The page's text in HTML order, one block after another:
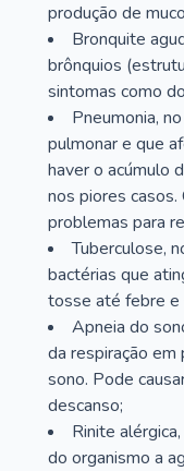
produção de
Bronquite
brônquios
sintomas como
Pneumonia,
pulmonar e que
haver o acúmulo
nos piores
problemas para
Tuberculose,
bactérias que
tosse até febre e
Apneia do
da respiração
sono. Pode
descanso;
Rinite
do organismo a